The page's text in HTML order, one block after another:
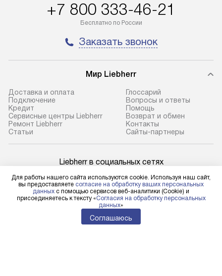
+7 800 333-46-21
Бесплатно по России
Заказать звонок
Мир Liebherr
Доставка и оплата
Подключение
Кредит
Сервисные центры Liebherr
Ремонт Liebherr
Cтатьи
Глоссарий
Вопросы и ответы
Помощь
Возврат и обмен
Контакты
Сайты-партнеры
Liebherr в социальных сетях
Для физических лиц
shop@l-rus.ru
Для юридических лиц
Для работы нашего сайта используются cookie. Используя наш сайт,
вы предоставляете согласие на обработку ваших персональных
данных с помощью сервисов веб-аналитики (Cookie) и
присоединяетесь к тексту «Согласия на обработку персональных
данных»
Соглашаюсь